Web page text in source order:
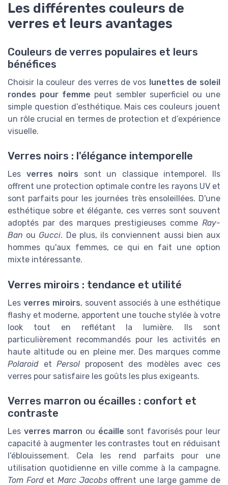
Les différentes couleurs de
verres et leurs avantages
Couleurs de verres populaires et leurs
bénéfices
Choisir la couleur des verres de vos lunettes de soleil
rondes pour femme peut sembler superficiel ou une
simple question d’esthétique. Mais ces couleurs jouent
un rôle crucial en termes de protection et d’expérience
visuelle.
Verres noirs : l'élégance intemporelle
Les verres noirs sont un classique intemporel. Ils
offrent une protection optimale contre les rayons UV et
sont parfaits pour les journées très ensoleillées. D'une
esthétique sobre et élégante, ces verres sont souvent
adoptés par des marques prestigieuses comme Ray-
Ban ou Gucci. De plus, ils conviennent aussi bien aux
hommes qu'aux femmes, ce qui en fait une option
mixte intéressante.
Verres miroirs : tendance et utilité
Les verres miroirs, souvent associés à une esthétique
flashy et moderne, apportent une touche stylée à votre
look tout en reflétant la lumière. Ils sont
particulièrement recommandés pour les activités en
haute altitude ou en pleine mer. Des marques comme
Polaroid etPersol proposent des modèles avec ces
verres pour satisfaire les goûts les plus exigeants.
Verres marron ou écailles : confort et
contraste
Les verres marron ou écaille sont favorisés pour leur
capacité à augmenter les contrastes tout en réduisant
l’éblouissement. Cela les rend parfaits pour une
utilisation quotidienne en ville comme à la campagne.
Tom FordetMarc Jacobsoffrent une large gamme de